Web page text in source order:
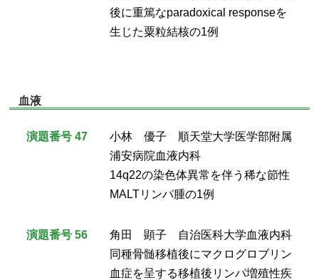
後に重篤なparadoxical responseを
生じた粟粒結核の1例
血液
演題番号 47
小林 優子 順天堂大学医学部附属
浦安病院血液内科
14q22の染色体異常を伴う稀な節性
MALTリンパ腫の1例
演題番号 56
角田 顕子 自治医科大学血液内科
同種骨髄移植後にマクログロブリン
血症を呈する移植後リンパ増殖性疾